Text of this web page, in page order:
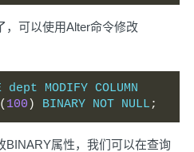
可以使用Alter命令修改
( 100 ) BINARY NOT NULL ;
属性，我们可以在查询